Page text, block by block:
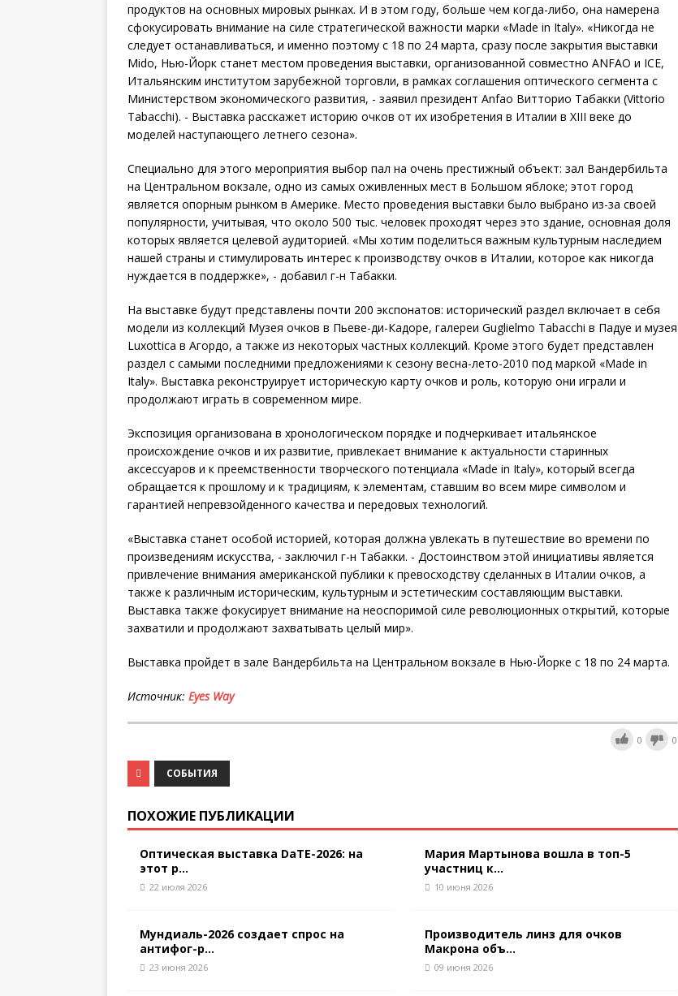
продуктов на основных мировых рынках. И в этом году, больше чем когда-либо, она намерена
сфокусировать внимание на силе стратегической важности марки «Made in Italy». «Никогда не
следует останавливаться, и именно поэтому с 18 по 24 марта, сразу после закрытия выставки
Mido, Нью-Йорк станет местом проведения выставки, организованной совместно ANFAO и ICE,
Итальянским институтом зарубежной торговли, в рамках соглашения оптического сегмента с
Министерством экономического развития, - заявил президент Anfao Витторио Табакки (Vittorio
Tabacchi). - Выставка расскажет историю очков от их изобретения в Италии в XIII веке до
моделей наступающего летнего сезона».
Специально для этого мероприятия выбор пал на очень престижный объект: зал Вандербильта
на Центральном вокзале, одно из самых оживленных мест в Большом яблоке; этот город
является опорным рынком в Америке. Место проведения выставки было выбрано из-за своей
популярности, учитывая, что около 500 тыс. человек проходят через это здание, основная доля
которых является целевой аудиторией. «Мы хотим поделиться важным культурным наследием
нашей страны и стимулировать интерес к производству очков в Италии, которое как никогда
нуждается в поддержке», - добавил г-н Табакки.
На выставке будут представлены почти 200 экспонатов: исторический раздел включает в себя
модели из коллекций Музея очков в Пьеве-ди-Кадоре, галереи Guglielmo Tabacchi в Падуе и музея
Luxottica в Агордо, а также из некоторых частных коллекций. Кроме этого будет представлен
раздел с самыми последними предложениями к сезону весна-лето-2010 под маркой «Made in
Italy». Выставка реконструирует историческую карту очков и роль, которую они играли и
продолжают играть в современном мире.
Экспозиция организована в хронологическом порядке и подчеркивает итальянское
происхождение очков и их развитие, привлекает внимание к актуальности старинных
аксессуаров и к преемственности творческого потенциала «Made in Italy», который всегда
обращается к прошлому и к традициям, к элементам, ставшим во всем мире символом и
гарантией непревзойденного качества и передовых технологий.
«Выставка станет особой историей, которая должна увлекать в путешествие во времени по
произведениям искусства, - заключил г-н Табакки. - Достоинством этой инициативы является
привлечение внимания американской публики к превосходству сделанных в Италии очков, а
также к различным историческим, культурным и эстетическим составляющим выставки.
Выставка также фокусирует внимание на неоспоримой силе революционных открытий, которые
захватили и продолжают захватывать целый мир».
Выставка пройдет в зале Вандербильта на Центральном вокзале в Нью-Йорке с 18 по 24 марта.
Источник: Eyes Way
0 0
СОБЫТИЯ
ПОХОЖИЕ ПУБЛИКАЦИИ
Оптическая выставка DaTE-2026: на
этот р...
22 июля 2026
Мундиаль-2026 создает спрос на
антифог-р...
23 июня 2026
Мария Мартынова вошла в топ-5
участниц к...
10 июня 2026
Производитель линз для очков
Макрона объ...
09 июня 2026